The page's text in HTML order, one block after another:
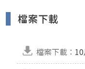
檔案下載
檔案下載：